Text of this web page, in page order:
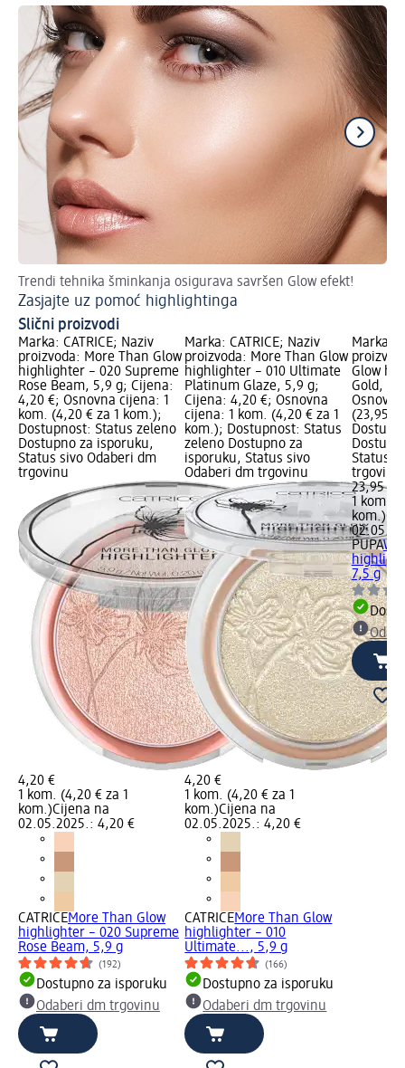
Trendi tehnika šminkanja osigurava savršen Glow efekt!
Zasjajte uz pomoć highlightinga
Slični proizvodi
Marka: CATRICE; Naziv
proizvoda: More Than Glow
highlighter – 020 Supreme
Rose Beam, 5,9 g; Cijena:
4,20 €; Osnovna cijena: 1
kom. (4,20 € za 1 kom.);
Dostupnost: Status zeleno
Dostupno za isporuku,
Status sivo Odaberi dm
trgovinu
4,20 €
1 kom. (4,20 € za 1
kom.)Cijena na
02.05.2025.: 4,20 €
CATRICEMore Than Glow
highlighter – 020 Supreme
Rose Beam, 5,9 g
(192)
Dostupno za isporuku
Odaberi dm trgovinu
Marka: CATRICE; Naziv
proizvoda: More Than Glow
highlighter – 010 Ultimate
Platinum Glaze, 5,9 g;
Cijena: 4,20 €; Osnovna
cijena: 1 kom. (4,20 € za 1
kom.); Dostupnost: Status
zeleno Dostupno za
isporuku, Status sivo
Odaberi dm trgovinu
4,20 €
1 kom. (4,20 € za 1
kom.)Cijena na
02.05.2025.: 4,20 €
CATRICEMore Than Glow
highlighter – 010
Ultimate..., 5,9 g
(166)
Dostupno za isporuku
Odaberi dm trgovinu
Marka:
Glow
Gold,
(23,95 €
Status
trgovinu
23,95 €
1 kom.
kom.)
PUPA
7,5 g